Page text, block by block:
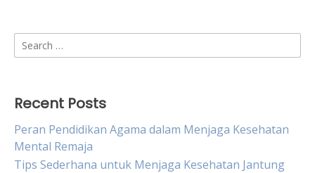
Search
for:
Recent Posts
Peran Pendidikan Agama dalam Menjaga Kesehatan
Mental Remaja
Tips Sederhana untuk Menjaga Kesehatan Jantung